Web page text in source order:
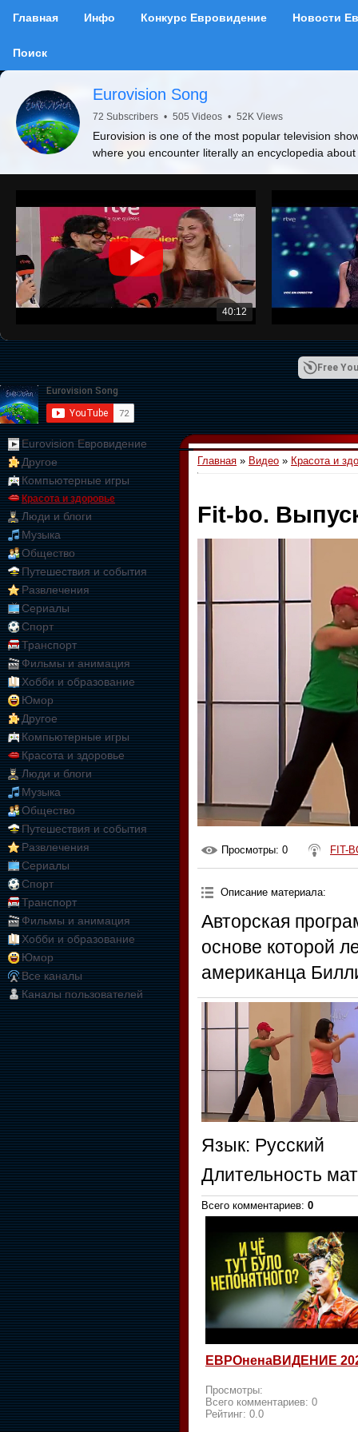
Главная Инфо Конкурс Евровидение Новости
Поиск
Eurovision Song
72 Subscribers • 505 Videos • 52K Views
Eurovision is one of the most popular television
where you encounter literally an encyclopedia
40:12
Free
Eurovision Евровидение
Другое
Компьютерные игры
Красота и здоровье
Люди и блоги
Музыка
Общество
Путешествия и события
Развлечения
Сериалы
Спорт
Транспорт
Фильмы и анимация
Хобби и образование
Юмор
Другое
Компьютерные игры
Красота и здоровье
Люди и блоги
Музыка
Общество
Путешествия и события
Развлечения
Сериалы
Спорт
Транспорт
Фильмы и анимация
Хобби и образование
Юмор
Все каналы
Каналы пользователей
Главная » Видео » Красота и
Fit-bo.
Просмотры: 0 FIT-
Описание материала:
Авторская
основе которой
американца
Язык: Русский
Длительность
Всего комментариев: 0
ЕВРОненаВИДЕНИЕ
Просмотры:
Всего комментариев: 0
Рейтинг: 0.0